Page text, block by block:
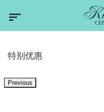
特别优惠
Previous